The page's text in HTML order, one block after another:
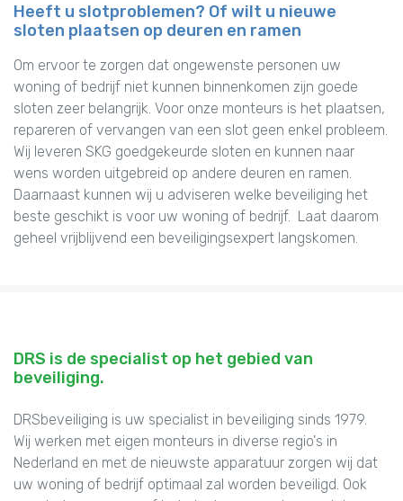
Heeft u slotproblemen? Of wilt u nieuwe
sloten plaatsen op deuren en ramen
Om ervoor te zorgen dat ongewenste personen uw
woning of bedrijf niet kunnen binnenkomen zijn goede
sloten zeer belangrijk. Voor onze monteurs is het plaatsen,
repareren of vervangen van een slot geen enkel probleem.
Wij leveren SKG goedgekeurde sloten en kunnen naar
wens worden uitgebreid op andere deuren en ramen.
Daarnaast kunnen wij u adviseren welke beveiliging het
beste geschikt is voor uw woning of bedrijf. Laat daarom
geheel vrijblijvend een beveiligingsexpert langskomen.
DRS is de specialist op het gebied van
beveiliging.
DRSbeveiliging is uw specialist in beveiliging sinds 1979.
Wij werken met eigen monteurs in diverse regio's in
Nederland en met de nieuwste apparatuur zorgen wij dat
uw woning of bedrijf optimaal zal worden beveiligd. Ook